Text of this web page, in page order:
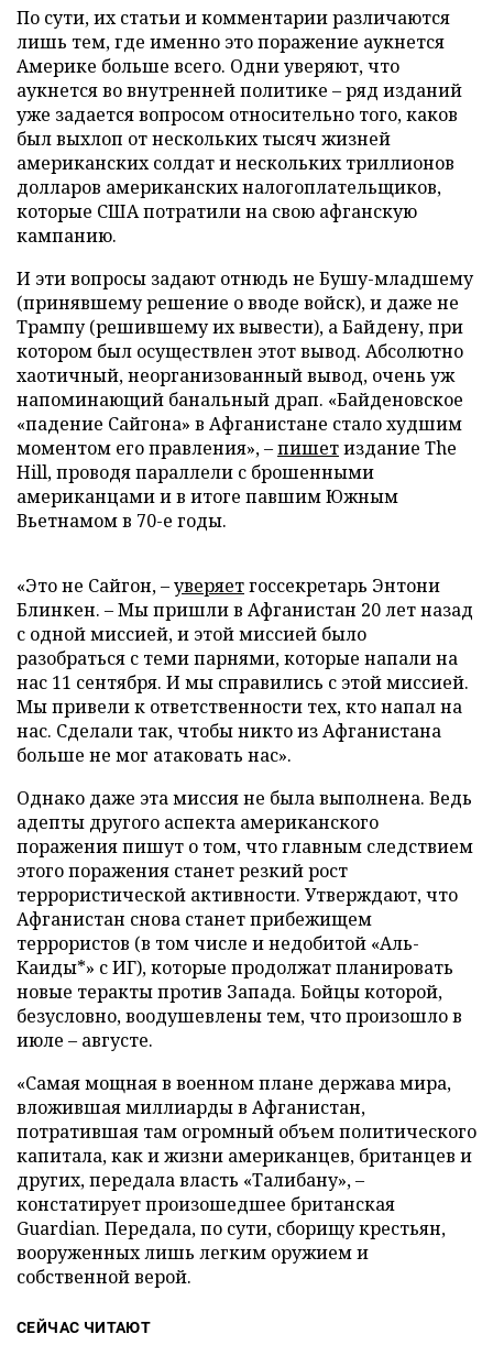
По сути, их статьи и комментарии различаются
лишь тем, где именно это поражение аукнется
Америке больше всего. Одни уверяют, что
аукнется во внутренней политике – ряд изданий
уже задается вопросом относительно того, каков
был выхлоп от нескольких тысяч жизней
американских солдат и нескольких триллионов
долларов американских налогоплательщиков,
которые США потратили на свою афганскую
кампанию.
И эти вопросы задают отнюдь не Бушу-младшему
(принявшему решение о вводе войск), и даже не
Трампу (решившему их вывести), а Байдену, при
котором был осуществлен этот вывод. Абсолютно
хаотичный, неорганизованный вывод, очень уж
напоминающий банальный драп. «Байденовское
«падение Сайгона» в Афганистане стало худшим
моментом его правления», –пишетиздание The
Hill, проводя параллели с брошенными
американцами и в итоге павшим Южным
Вьетнамом в 70-е годы.
«Это не Сайгон, –уверяетгоссекретарь Энтони
Блинкен. – Мы пришли в Афганистан 20 лет назад
с одной миссией, и этой миссией было
разобраться с теми парнями, которые напали на
нас 11 сентября. И мы справились с этой миссией.
Мы привели к ответственности тех, кто напал на
нас. Сделали так, чтобы никто из Афганистана
больше не мог атаковать нас».
Однако даже эта миссия не была выполнена. Ведь
адепты другого аспекта американского
поражения пишут о том, что главным следствием
этого поражения станет резкий рост
террористической активности. Утверждают, что
Афганистан снова станет прибежищем
террористов (в том числе и недобитой «Аль-
Каиды*» с ИГ), которые продолжат планировать
новые теракты против Запада. Бойцы которой,
безусловно, воодушевлены тем, что произошло в
июле – августе.
«Самая мощная в военном плане держава мира,
вложившая миллиарды в Афганистан,
потратившая там огромный объем политического
капитала, как и жизни американцев, британцев и
других, передала власть «Талибану», –
констатирует произошедшее британская
Guardian. Передала, по сути, сборищу крестьян,
вооруженных лишь легким оружием и
собственной верой.
СЕЙЧАС ЧИТАЮТ